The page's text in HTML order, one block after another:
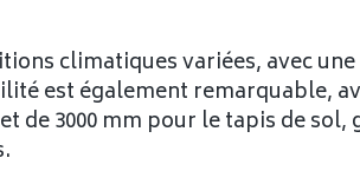
climatiques variées, avec
est également remarquable,
de 3000 mm pour le tapis de